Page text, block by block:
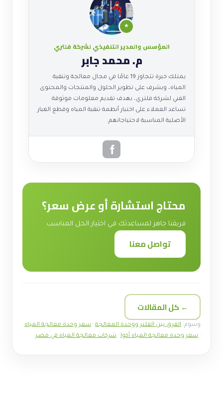
★
المؤسس والمدير التنفيذي لشركة فلتري
م. محمد جابر
يمتلك خبرة تتجاوز 19 عامًا في مجال معالجة وتنقية
المياه، ويشرف على تطوير الحلول والمنتجات والمحتوى
الفني لشركة فلتري، بهدف تقديم معلومات موثوقة
تساعد العملاء على اختيار أنظمة تنقية المياه وقطع الغيار
الأصلية المناسبة لاحتياجاتهم.
محتاج استشارة أو عرض سعر؟
فريقنا جاهز لمساعدتك في اختيار الحل المناسب.
تواصل معنا
← كل المقالات
وسوم: الفرق بين الفلتر ووحدة المعالجة · سعر وحدة معالجة المياه
· سعر وحدة معالجة المياه أكوا · شركات معالجة المياه في مصر